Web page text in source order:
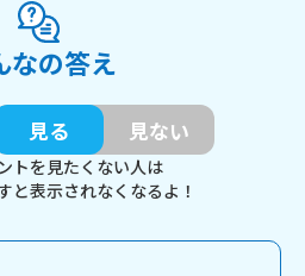
なの答え
見る 見ない
トを見たくない人は
と表示されなくなるよ！